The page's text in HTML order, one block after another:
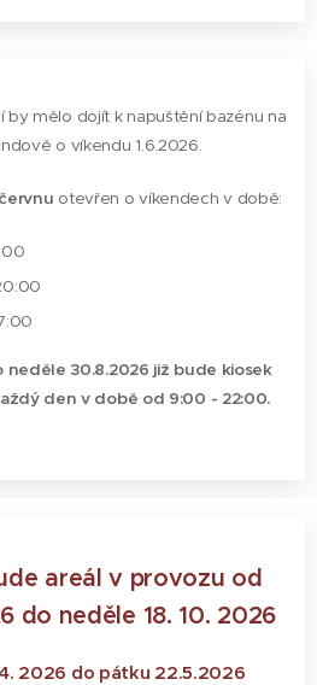
by mělo dojít k napuštění bazénu na
o víkendu 1.6.2026.
otevřen o víkendech v době:
neděle 30.8.2026 již bude kiosek
den v době od 9:00 - 22:00.
areál v provozu od
do neděle 18. 10. 2026
2026 do pátku 22.5.2026